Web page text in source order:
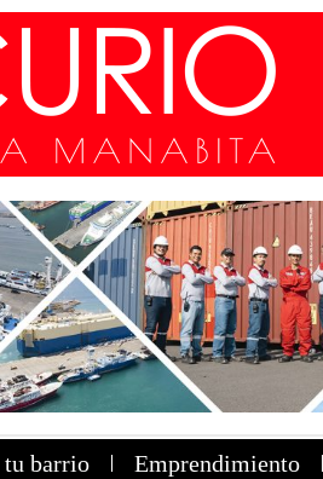
tu barrio
Emprendimiento